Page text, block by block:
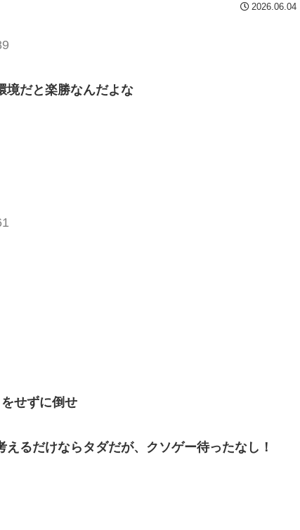
2026.06.04
境だと楽勝なんだよな
せずに倒せ
るだけならタダだが、クソゲー待ったなし！